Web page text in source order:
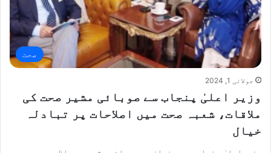
صحت
جولائی 1, 2024
وزیر اعلیٰ پنجاب سے صوبائی مشیر صحت کی
ملاقات، شعبہ صحت میں اصلاحات پر تبادلہ
خیال